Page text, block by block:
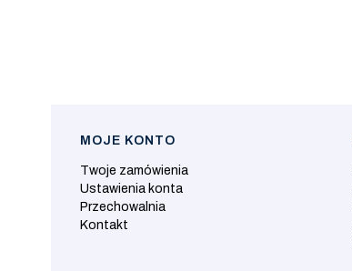
Linki w stopce
MOJE KONTO
Twoje zamówienia
Ustawienia konta
Przechowalnia
Kontakt